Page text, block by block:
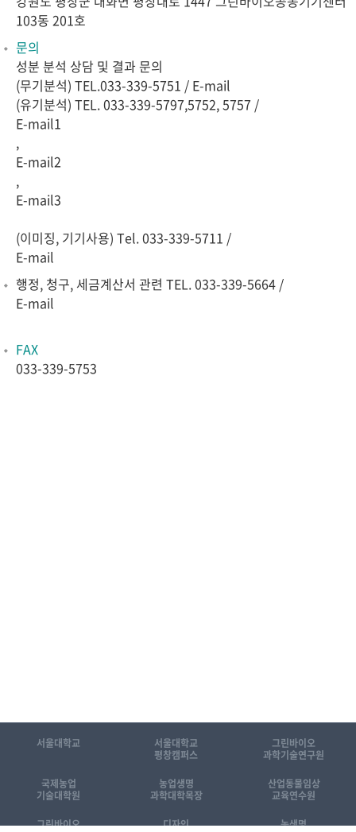
103동 201호
문의
성분 분석 상담 및 결과 문의
(무기분석) TEL.033-339-5751 / E-mail
(유기분석) TEL. 033-339-5797,5752, 5757 /
E-mail1
,
E-mail2
,
E-mail3
(이미징, 기기사용) Tel. 033-339-5711 /
E-mail
행정, 청구, 세금계산서 관련 TEL. 033-339-5664 /
E-mail
FAX
033-339-5753
서울대학교
서울대학교
평창캠퍼스
그린바이오
과학기술연구원
국제농업
기술대학원
농업생명
과학대학목장
산업동물임상
교육연수원
그린바이오
디자인
농생명